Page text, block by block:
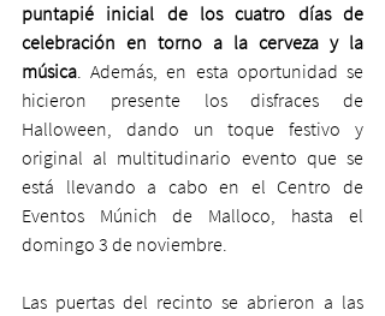
puntapié inicial de los cuatro días de
celebración en torno a la cerveza y la
música. Además, en esta oportunidad se
hicieron presente los disfraces de
Halloween, dando un toque festivo y
original al multitudinario evento que se
está llevando a cabo en el Centro de
Eventos Múnich de Malloco, hasta el
domingo 3 de noviembre.
Las puertas del recinto se abrieron a las